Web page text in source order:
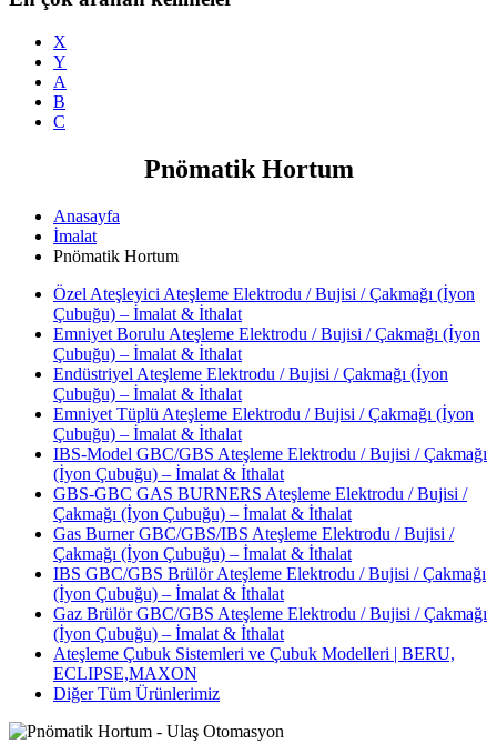
X
Y
A
B
C
Pnömatik Hortum
Anasayfa
İmalat
Pnömatik Hortum
Özel Ateşleyici Ateşleme Elektrodu / Bujisi / Çakmağı (İyon
Çubuğu) – İmalat & İthalat
Emniyet Borulu Ateşleme Elektrodu / Bujisi / Çakmağı (İyon
Çubuğu) – İmalat & İthalat
Endüstriyel Ateşleme Elektrodu / Bujisi / Çakmağı (İyon
Çubuğu) – İmalat & İthalat
Emniyet Tüplü Ateşleme Elektrodu / Bujisi / Çakmağı (İyon
Çubuğu) – İmalat & İthalat
IBS-Model GBC/GBS Ateşleme Elektrodu / Bujisi / Çakmağı
(İyon Çubuğu) – İmalat & İthalat
GBS-GBC GAS BURNERS Ateşleme Elektrodu / Bujisi /
Çakmağı (İyon Çubuğu) – İmalat & İthalat
Gas Burner GBC/GBS/IBS Ateşleme Elektrodu / Bujisi /
Çakmağı (İyon Çubuğu) – İmalat & İthalat
IBS GBC/GBS Brülör Ateşleme Elektrodu / Bujisi / Çakmağı
(İyon Çubuğu) – İmalat & İthalat
Gaz Brülör GBC/GBS Ateşleme Elektrodu / Bujisi / Çakmağı
(İyon Çubuğu) – İmalat & İthalat
Ateşleme Çubuk Sistemleri ve Çubuk Modelleri | BERU,
ECLIPSE,MAXON
Diğer Tüm Ürünlerimiz